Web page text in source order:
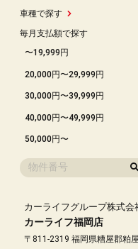
車種で探す
毎月支払額で探す
〜19,999円
20,000円〜29,999円
30,000円〜39,999円
40,000円〜49,999円
50,000円〜
カーライフグループ株式会
カーライフ福岡店
〒811-2319 福岡県糟屋郡粕